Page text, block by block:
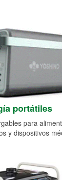
portátiles
para
y dispositivos